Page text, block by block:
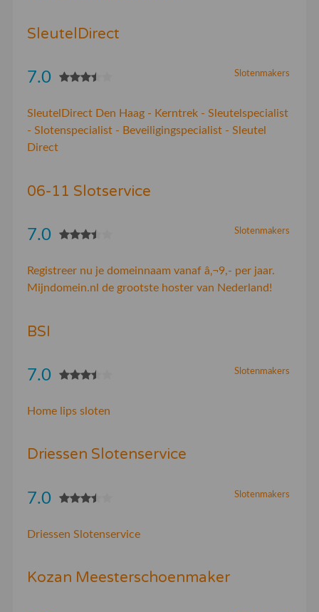
SleutelDirect
Slotenmakers
7.0
SleutelDirect Den Haag - Kerntrek - Sleutelspecialist
- Slotenspecialist - Beveiligingspecialist - Sleutel
Direct
06-11 Slotservice
Slotenmakers
7.0
Registreer nu je domeinnaam vanaf â‚¬9,- per jaar.
Mijndomein.nl de grootste hoster van Nederland!
BSI
Slotenmakers
7.0
Home lips sloten
Driessen Slotenservice
Slotenmakers
7.0
Driessen Slotenservice
Kozan Meesterschoenmaker